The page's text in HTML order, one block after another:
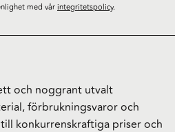
med vårintegritetspolicy.
och noggrant utvalt
förbrukningsvaror och
konkurrenskraftiga priser och